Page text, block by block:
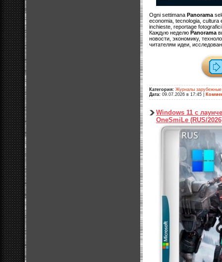
Ogni settimana Panorama
economia, tecnologia, cultura
inchieste, reportage
Каждую неделю Panorama
новости, экономику,
читателям идеи,
Категория: Журналы зарубежные
Дата: 09.07.2026 в 17:45
Windows 11 с
OneSmiLe (RUS/